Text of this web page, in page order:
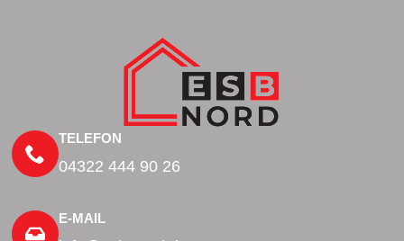
TELEFON
04322 444 90 26
E-MAIL